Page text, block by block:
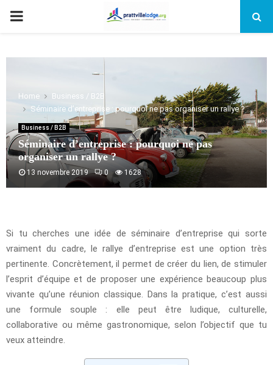
PRIMARY
Home
Business / B2B
Séminaire d’entreprise : pourquoi ne pas organiser un rallye ?
Business / B2B
Séminaire d’entreprise : pourquoi ne pas
organiser un rallye ?
13 novembre 2019 0 1628
Si tu cherches une idée de séminaire d’entreprise qui sorte
vraiment du cadre, le rallye d’entreprise est une option très
pertinente. Concrètement, il permet de créer du lien, de stimuler
l’esprit d’équipe et de proposer une expérience beaucoup plus
vivante qu’une réunion classique. Dans la pratique, c’est aussi
une formule souple : elle peut être ludique, culturelle,
collaborative ou même gastronomique, selon l’objectif que tu
veux atteindre.